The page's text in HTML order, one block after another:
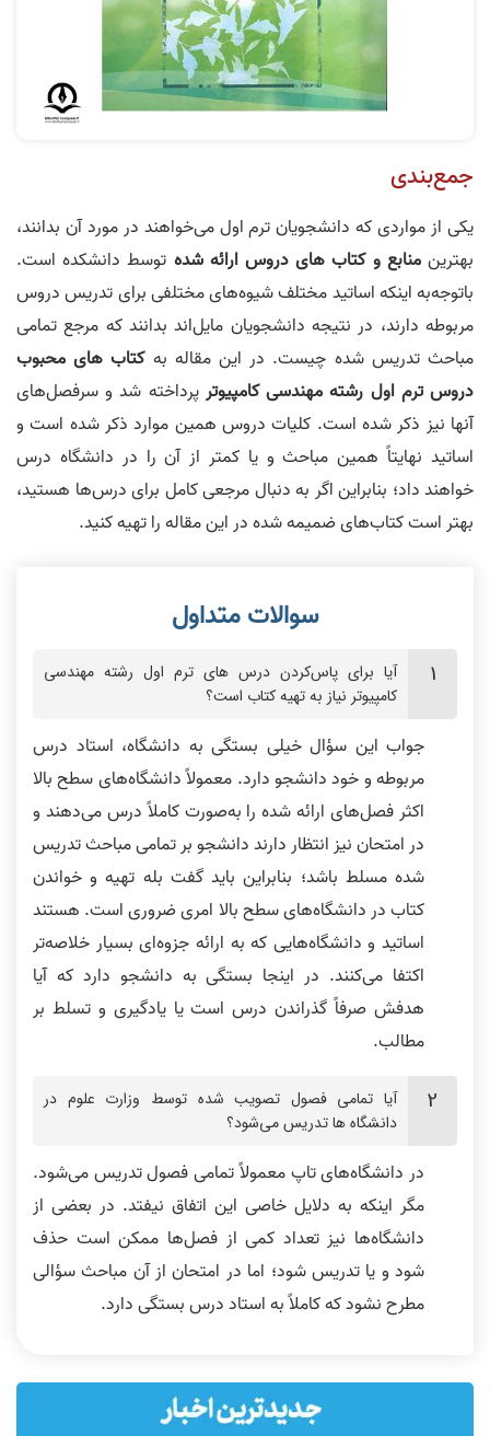
جمع‌بندی
یکی از مواردی که دانشجویان ترم اول می‌خواهند در مورد آن بدانند،
بهترینمنابع و کتاب‌ های دروس ارائه شده توسط دانشکده است.
باتوجه‌به اینکه اساتید مختلف شیوه‌های مختلفی برای تدریس دروس
مربوطه دارند، در نتیجه دانشجویان مایل‌اند بدانند که مرجع تمامی
مباحث تدریس شده چیست. در این مقاله بهکتاب‌ های محبوب
دروس ترم اول رشته مهندسی کامپیوتر پرداخته شد و سرفصل‌های
آنها نیز ذکر شده است. کلیات دروس همین موارد ذکر شده است و
اساتید نهایتاً همین مباحث و یا کمتر از آن را در دانشگاه درس
خواهند داد؛ بنابراین اگر به دنبال مرجعی کامل برای درس‌ها هستید،
بهتر است کتاب‌های ضمیمه شده در این مقاله را تهیه کنید.
آیا برای پاس‌کردن درس‌ های ترم اول رشته مهندسی
کامپیوتر نیاز به تهیه کتاب است؟
جواب این سؤال خیلی بستگی به دانشگاه، استاد درس
مربوطه و خود دانشجو دارد. معمولاً دانشگاه‌های سطح بالا
اکثر فصل‌های ارائه شده را به‌صورت کاملاً درس می‌دهند و
در امتحان نیز انتظار دارند دانشجو بر تمامی مباحث تدریس
شده مسلط باشد؛ بنابراین باید گفت بله تهیه و خواندن
کتاب در دانشگاه‌های سطح بالا امری ضروری است. هستند
اساتید و دانشگاه‌هایی که به ارائه جزوه‌ای بسیار خلاصه‌تر
اکتفا می‌کنند. در اینجا بستگی به دانشجو دارد که آیا
هدفش صرفاً گذراندن درس است یا یادگیری و تسلط بر
مطالب.
آیا تمامی فصول تصویب شده توسط وزارت علوم در
دانشگاه‌ ها تدریس می‌‎شود؟
در دانشگاه‌های تاپ معمولاً تمامی فصول تدریس می‎‌شود.
مگر اینکه به دلایل خاصی این اتفاق نیفتد. در بعضی از
دانشگاه‌ها نیز تعداد کمی از فصل‌ها ممکن است حذف
شود و یا تدریس شود؛ اما در امتحان از آن مباحث سؤالی
مطرح نشود که کاملاً به استاد درس بستگی دارد.